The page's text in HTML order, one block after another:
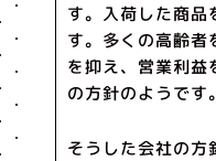
す。入荷した商品
す。多くの高齢者
を抑え、営業利益
の方針のようです。
そうした会社の方